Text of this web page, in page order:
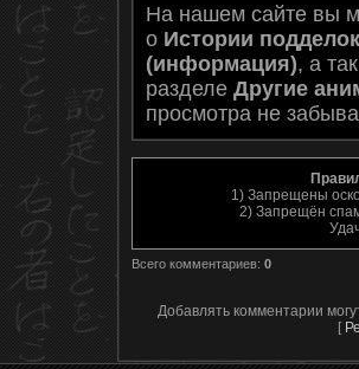
На нашем сайте вы
о Истории подделок
(информация), а
разделе Другие
просмотра не
1) Запрещены
2) Запрещён
Всего комментариев: 0
Добавлять комментарии
[